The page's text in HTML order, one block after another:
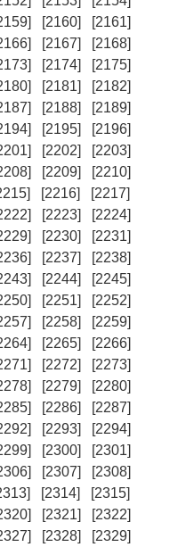
[2160]
[2161]
[2167]
[2168]
[2174]
[2175]
[2181]
[2182]
[2188]
[2189]
[2195]
[2196]
[2202]
[2203]
[2209]
[2210]
[2216]
[2217]
[2223]
[2224]
[2230]
[2231]
[2237]
[2238]
[2244]
[2245]
[2251]
[2252]
[2258]
[2259]
[2265]
[2266]
[2272]
[2273]
[2279]
[2280]
[2286]
[2287]
[2293]
[2294]
[2300]
[2301]
[2307]
[2308]
[2314]
[2315]
[2321]
[2322]
[2328]
[2329]